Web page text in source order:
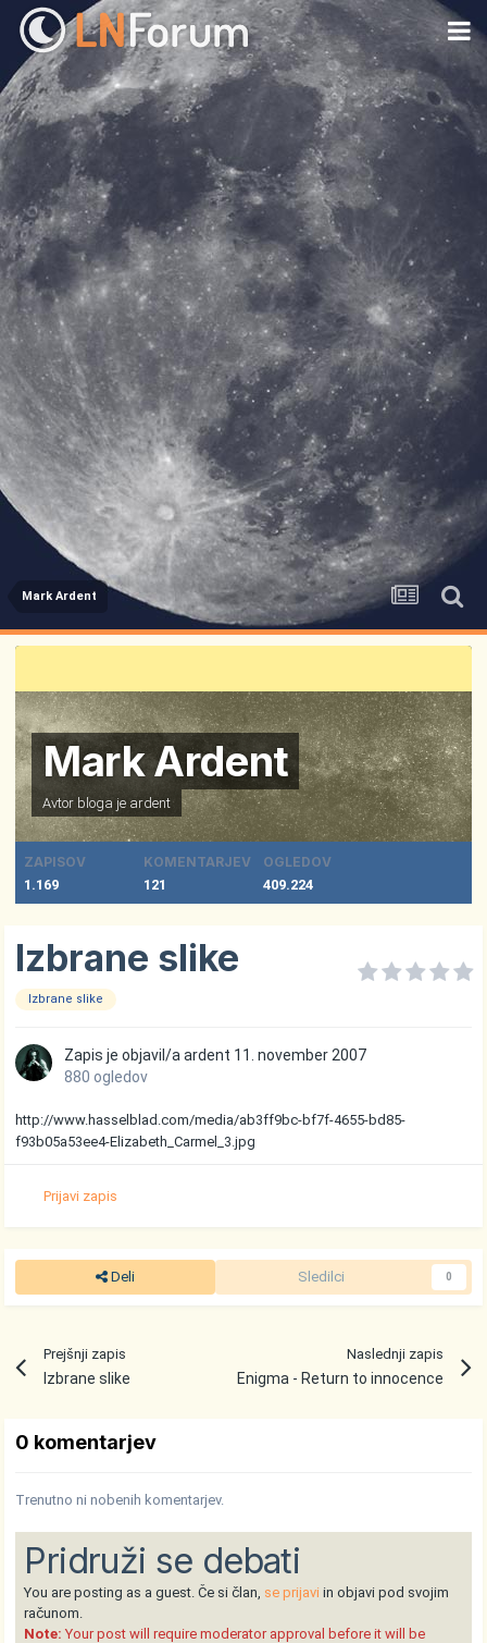
Mark Ardent
Mark Ardent
Avtor bloga je ardent
ZAPISOV
1.169
KOMENTARJEV
121
OGLEDOV
409.224
Izbrane slike
Izbrane slike
Zapis je objavil/aardent 11. november 2007
880 ogledov
http://www.hasselblad.com/media/ab3ff9bc-bf7f-4655-bd85-
f93b05a53ee4-Elizabeth_Carmel_3.jpg
Prijavi zapis
Deli Sledilci 0
Prejšnji zapis
Izbrane slike
Naslednji zapis
Enigma - Return to innocence
0 komentarjev
Trenutno ni nobenih komentarjev.
Pridruži se debati
You are posting as a guest. Če si član, se prijavi in objavi pod svojim
računom.
Note: Your post will require moderator approval before it will be